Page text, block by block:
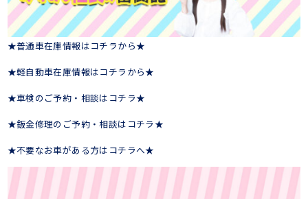
★普通車在庫情報はコチラから★
★軽自動車在庫情報はコチラから★
★車検のご予約・相談はコチラ★
★鈑金修理のご予約・相談はコチラ★
★不要なお車がある方はコチラへ★